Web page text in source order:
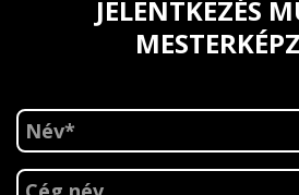
JELENTKEZÉS